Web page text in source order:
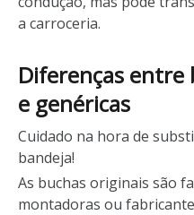
a carroceria.
Diferenças entre
e genéricas
Cuidado na hora de
bandeja!
As buchas originais são
montadoras ou